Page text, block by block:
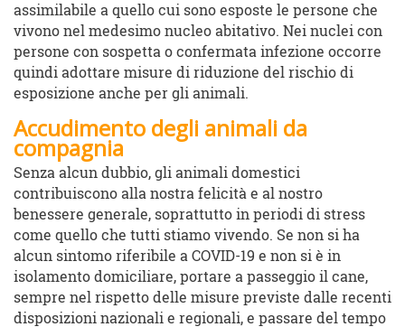
assimilabile a quello cui sono esposte le persone che
vivono nel medesimo nucleo abitativo. Nei nuclei con
persone con sospetta o confermata infezione occorre
quindi adottare misure di riduzione del rischio di
esposizione anche per gli animali.
Accudimento degli animali da
compagnia
Senza alcun dubbio, gli animali domestici
contribuiscono alla nostra felicità e al nostro
benessere generale, soprattutto in periodi di stress
come quello che tutti stiamo vivendo. Se non si ha
alcun sintomo riferibile a COVID-19 e non si è in
isolamento domiciliare, portare a passeggio il cane,
sempre nel rispetto delle misure previste dalle recenti
disposizioni nazionali e regionali, e passare del tempo